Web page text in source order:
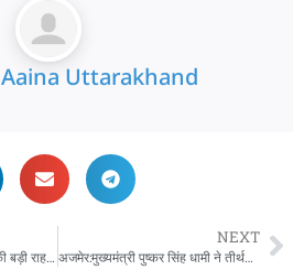
Aaina Uttarakhand
उपभोक्‍ताओं को धामी सरकार की बड़ी राहत, बिना ई केवाईसी के भी मिलेगा राशन कार्ड से राशन, मंत्री ने दिये पूर्ति अधिकारियों को निर्देश
NEXT
अजमेर:मुख्यमंत्री पुष्कर सिंह धामी ने तीर्थराज पुष्कर स्थित श्री ब्रह्मा जी मंदिर में की पूजा-अर्चना